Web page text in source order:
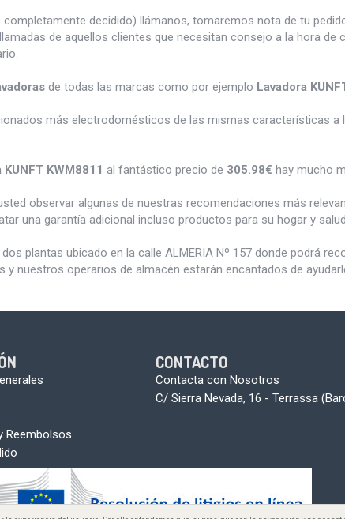
decidido) llámanos, tomaremos nota de tu
de aquellos clientes que necesitan consejo a la hora
de todas las marcas como por ejemplo Lavadora
más electrodomésticos de las mismas características
KUNFT KWM8811 al fantástico precio de 305.98€ hay mucho
observar algunas de nuestras recomendaciones más
una garantía adicional incluso productos para su hogar y salud,
plantas ubicado en la calle ALMERIA Nº 157 donde podrá
nuestros operarios de almacén estarán encantados de
Reembolsos
CONTACTO
Contacta con Nosotros
C/ Sierra Nevada, 16 - Terrassa